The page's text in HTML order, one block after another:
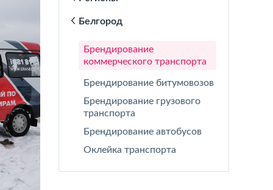
Белгород
Брендирование
коммерческого транспорта
Брендирование битумовозов
Брендирование грузового
транспорта
Брендирование автобусов
Оклейка транспорта